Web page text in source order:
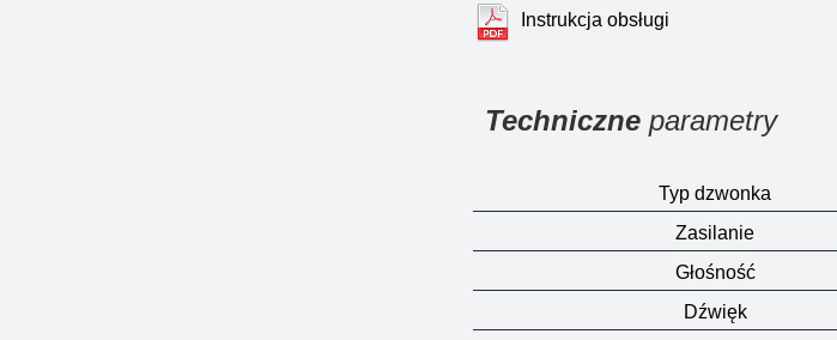
Instrukcja obsługi
Techniczneparametry
Typ dzwonka
Zasilanie
Głośność
Dźwięk